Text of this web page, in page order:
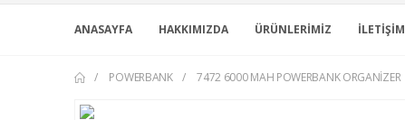
ANASAYFA HAKKIMIZDA ÜRÜNLERIMIZ İLETIŞIM
POWERBANK 7472 6000 MAH POWERBANK ORGANIZER